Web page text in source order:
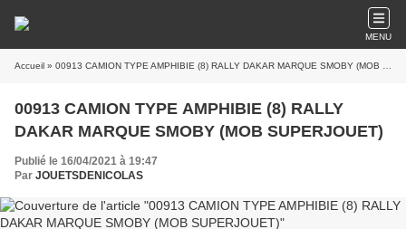
MENU
Accueil » 00913 CAMION TYPE AMPHIBIE (8) RALLY DAKAR MARQUE SMOBY (MOB SUPERJOUET)
00913 CAMION TYPE AMPHIBIE (8) RALLY
DAKAR MARQUE SMOBY (MOB SUPERJOUET)
Publié le 16/04/2021 à 19:47
Par JOUETSDENICOLAS